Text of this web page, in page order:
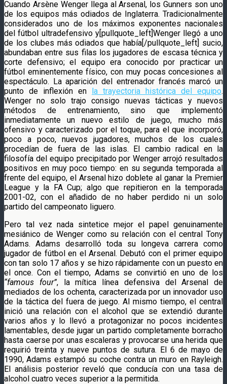
Cuando Arsène Wenger llega al Arsenal, los Gunners son uno
de los equipos más odiados de Inglaterra. Tradicionalmente
considerados uno de los máximos exponentes nacionales
del fútbol ultradefensivo y[pullquote_left]Wenger llegó a uno
de los clubes más odiados que había[/pullquote_left] sucio,
abundaban entre sus filas los jugadores de escasa técnica y
corte defensivo; el equipo era conocido por practicar un
fútbol eminentemente físico, con muy pocas concesiones al
espectáculo. La aparición del entrenador francés marcó un
punto de inflexión en la trayectoria histórica del equipo.
Wenger no solo trajo consigo nuevas tácticas y nuevos
métodos de entrenamiento, sino que implementó
inmediatamente un nuevo estilo de juego, mucho más
ofensivo y caracterizado por el toque, para el que incorporó,
poco a poco, nuevos jugadores, muchos de los cuales
procedían de fuera de las islas. El cambio radical en la
filosofía del equipo precipitado por Wenger arrojó resultados
positivos en muy poco tiempo: en su segunda temporada al
frente del equipo, el Arsenal hizo doblete al ganar la Premier
League y la FA Cup; algo que repitieron en la temporada
2001-02, con el añadido de no haber perdido ni un solo
partido del campeonato liguero.
Pero tal vez nada sintetice mejor el papel genuinamente
mesiánico de Wenger como su relación con el central Tony
Adams. Adams desarrolló toda su longeva carrera como
jugador de fútbol en el Arsenal. Debutó con el primer equipo
con tan solo 17 años y se hizo rápidamente con un puesto en
el once. Con el tiempo, Adams se convirtió en uno de los
“famous four”, la mítica línea defensiva del Arsenal de
mediados de los ochenta, caracterizada por un innovador uso
de la táctica del fuera de juego. Al mismo tiempo, el central
inició una relación con el alcohol que se extendió durante
varios años y lo llevó a protagonizar no pocos incidentes
lamentables, desde jugar un partido completamente borracho
hasta caerse por unas escaleras y provocarse una herida que
requirió treinta y nueve puntos de sutura. El 6 de mayo de
1990, Adams estampó su coche contra un muro en Rayleigh.
El análisis posterior reveló que conducía con una tasa de
alcohol cuatro veces superior a la permitida.